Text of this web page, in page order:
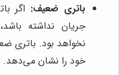
باتری ضعیف: اگر
جریان نداشته
نخواهد بود. باتری
خود را نشان می‌دهد.